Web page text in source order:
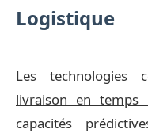
Logistique
Les technologies
livraison en temps
capacités